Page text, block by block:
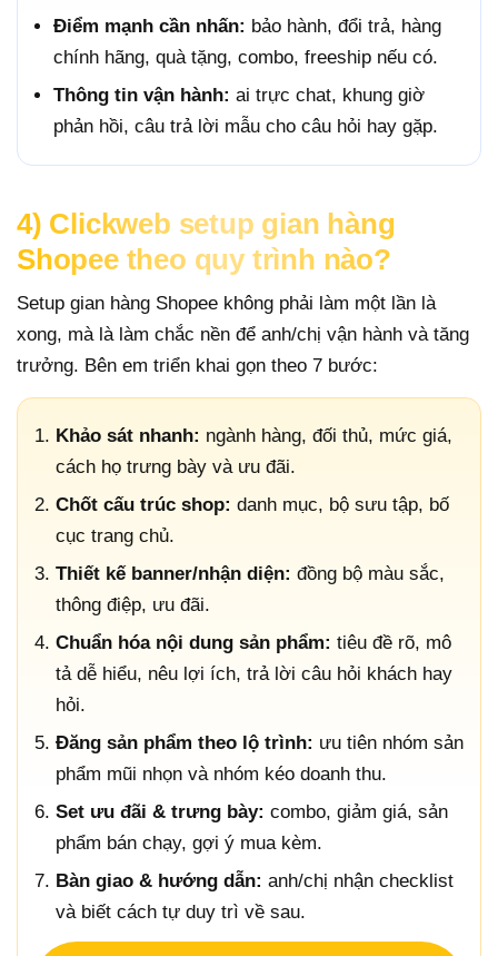
Điểm mạnh cần nhấn: bảo hành, đổi trả, hàng
chính hãng, quà tặng, combo, freeship nếu có.
Thông tin vận hành: ai trực chat, khung giờ
phản hồi, câu trả lời mẫu cho câu hỏi hay gặp.
4) Clickweb setup gian hàng
Shopee theo quy trình nào?
Setup gian hàng Shopee không phải làm một lần là
xong, mà là làm chắc nền để anh/chị vận hành và tăng
trưởng. Bên em triển khai gọn theo 7 bước:
Khảo sát nhanh: ngành hàng, đối thủ, mức giá,
cách họ trưng bày và ưu đãi.
Chốt cấu trúc shop: danh mục, bộ sưu tập, bố
cục trang chủ.
Thiết kế banner/nhận diện: đồng bộ màu sắc,
thông điệp, ưu đãi.
Chuẩn hóa nội dung sản phẩm: tiêu đề rõ, mô
tả dễ hiểu, nêu lợi ích, trả lời câu hỏi khách hay
hỏi.
Đăng sản phẩm theo lộ trình: ưu tiên nhóm sản
phẩm mũi nhọn và nhóm kéo doanh thu.
Set ưu đãi & trưng bày: combo, giảm giá, sản
phẩm bán chạy, gợi ý mua kèm.
Bàn giao & hướng dẫn: anh/chị nhận checklist
và biết cách tự duy trì về sau.